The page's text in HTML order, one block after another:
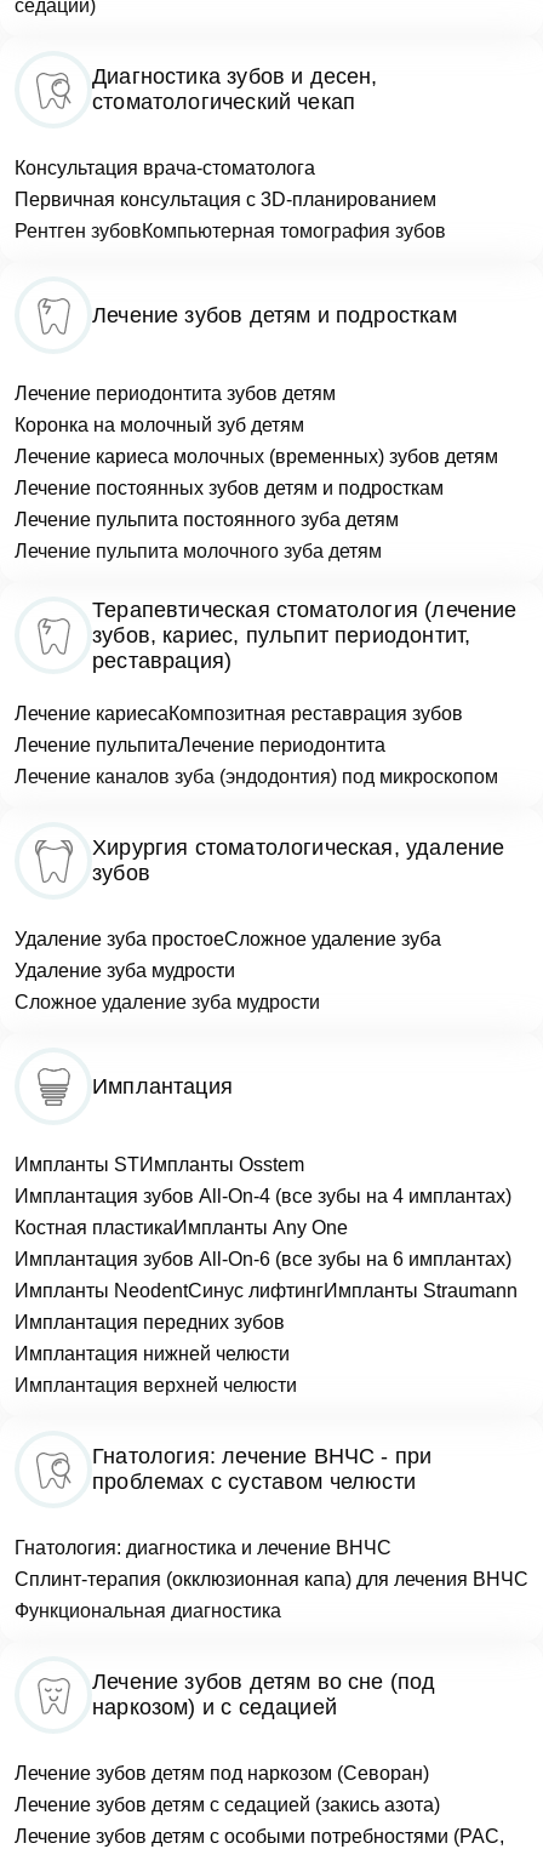
седации)
Диагностика зубов и десен,
стоматологический чекап
Консультация врача-стоматолога
Первичная консультация с 3D-планированием
Рентген зубовКомпьютерная томография зубов
Лечение зубов детям и подросткам
Лечение периодонтита зубов детям
Коронка на молочный зуб детям
Лечение кариеса молочных (временных) зубов детям
Лечение постоянных зубов детям и подросткам
Лечение пульпита постоянного зуба детям
Лечение пульпита молочного зуба детям
Терапевтическая стоматология (лечение
зубов, кариес, пульпит периодонтит,
реставрация)
Лечение кариесаКомпозитная реставрация зубов
Лечение пульпитаЛечение периодонтита
Лечение каналов зуба (эндодонтия) под микроскопом
Хирургия стоматологическая, удаление
зубов
Удаление зуба простоеСложное удаление зуба
Удаление зуба мудрости
Сложное удаление зуба мудрости
Имплантация
Импланты STИмпланты Osstem
Имплантация зубов All-On-4 (все зубы на 4 имплантах)
Костная пластикаИмпланты Any One
Имплантация зубов All-On-6 (все зубы на 6 имплантах)
Импланты NeodentСинус лифтингИмпланты Straumann
Имплантация передних зубов
Имплантация нижней челюсти
Имплантация верхней челюсти
Гнатология: лечение ВНЧС - при
проблемах с суставом челюсти
Гнатология: диагностика и лечение ВНЧС
Сплинт-терапия (окклюзионная капа) для лечения ВНЧС
Функциональная диагностика
Лечение зубов детям во сне (под
наркозом) и с седацией
Лечение зубов детям под наркозом (Севоран)
Лечение зубов детям с седацией (закись азота)
Лечение зубов детям с особыми потребностями (РАС,